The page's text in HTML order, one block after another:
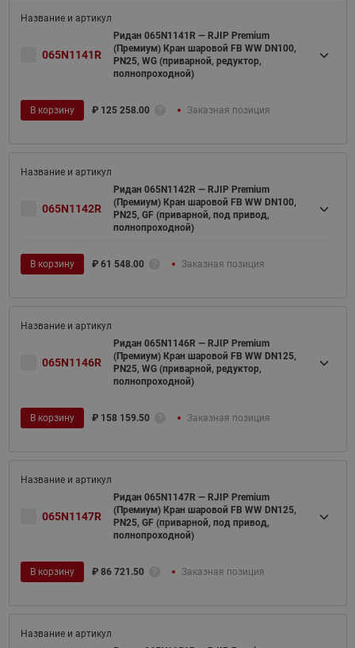
065N1141R
Ридан 065N1141R — RJIP Premium
(Премиум) Кран шаровой FB WW DN100,
PN25, WG (приварной, редуктор,
полнопроходной)
В корзину ₽ 125 258.00 Заказная позиция
065N1142R
Ридан 065N1142R — RJIP Premium
(Премиум) Кран шаровой FB WW DN100,
PN25, GF (приварной, под привод,
полнопроходной)
В корзину ₽ 61 548.00 Заказная позиция
065N1146R
Ридан 065N1146R — RJIP Premium
(Премиум) Кран шаровой FB WW DN125,
PN25, WG (приварной, редуктор,
полнопроходной)
В корзину ₽ 158 159.50 Заказная позиция
065N1147R
Ридан 065N1147R — RJIP Premium
(Премиум) Кран шаровой FB WW DN125,
PN25, GF (приварной, под привод,
полнопроходной)
В корзину ₽ 86 721.50 Заказная позиция